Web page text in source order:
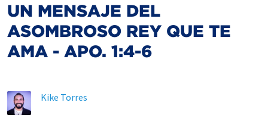
UN MENSAJE DEL
ASOMBROSO REY QUE TE
AMA - APO. 1:4-6
Kike Torres